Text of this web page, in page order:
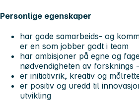
Personlige egenskaper
har gode samarbeids- og
er en som jobber godt i team
har ambisjoner på egne og
nødvendigheten av forsknings
er initiativrik, kreativ og
er positiv og uredd til
utvikling